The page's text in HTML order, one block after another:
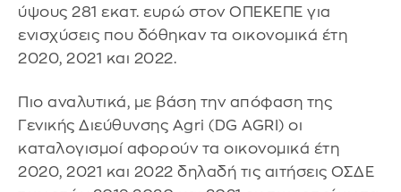
ύψους 281 εκατ. ευρώ στον ΟΠΕΚΕΠΕ για
ενισχύσεις που δόθηκαν τα οικονομικά έτη
2020, 2021 και 2022.
Πιο αναλυτικά, με βάση την απόφαση της
Γενικής Διεύθυνσης Agri (DG AGRI) οι
καταλογισμοί αφορούν τα οικονομικά έτη
2020, 2021 και 2022 δηλαδή τις αιτήσεις ΟΣΔΕ